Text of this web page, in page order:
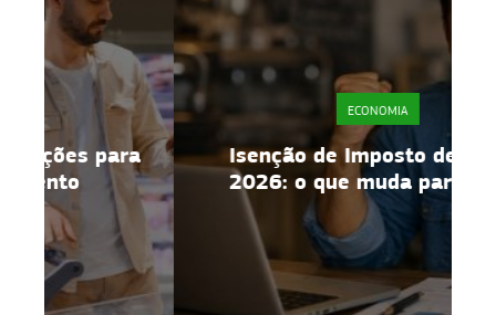
Isenção de Imposto de Renda
2026: o que muda para o MEI